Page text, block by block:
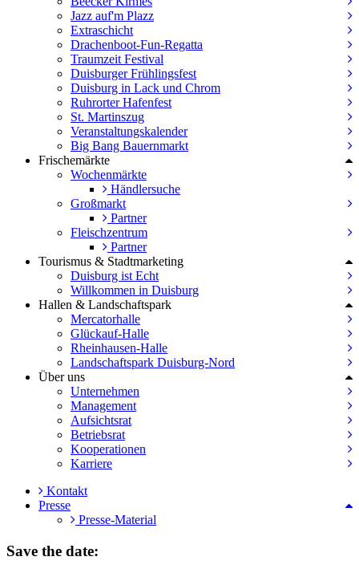
Jazz auf'm Plazz
Extraschicht
Drachenboot-Fun-Regatta
Traumzeit Festival
Duisburger Frühlingsfest
Duisburg in Lack und Chrom
Ruhrorter Hafenfest
St. Martinszug
Veranstaltungskalender
Big Bang Bauernmarkt
Frischemärkte
Wochenmärkte
Händlersuche
Großmarkt
Partner
Fleischzentrum
Partner
Tourismus & Stadtmarketing
Duisburg ist Echt
Willkommen in Duisburg
Hallen & Landschaftspark
Mercatorhalle
Glückauf-Halle
Rheinhausen-Halle
Landschaftspark Duisburg-Nord
Über uns
Unternehmen
Management
Aufsichtsrat
Betriebsrat
Kooperationen
Karriere
Kontakt
Presse
Presse-Material
Save the date: